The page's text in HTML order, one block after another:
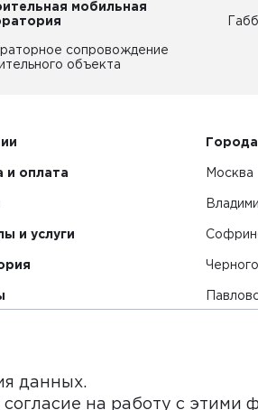
мобильная
сопровождение
объекта
и оплата
и услуги
Города
Москва
данных.
на работу с этими